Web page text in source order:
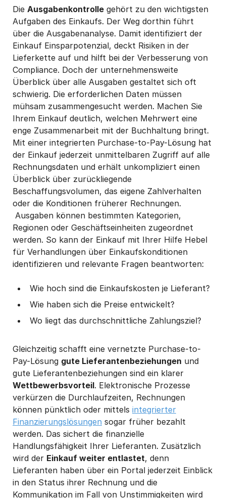
Die Ausgabenkontrolle gehört zu den wichtigsten
Aufgaben des Einkaufs. Der Weg dorthin führt
über die Ausgabenanalyse. Damit identifiziert der
Einkauf Einsparpotenzial, deckt Risiken in der
Lieferkette auf und hilft bei der Verbesserung von
Compliance. Doch der unternehmensweite
Überblick über alle Ausgaben gestaltet sich oft
schwierig. Die erforderlichen Daten müssen
mühsam zusammengesucht werden. Machen Sie
Ihrem Einkauf deutlich, welchen Mehrwert eine
enge Zusammenarbeit mit der Buchhaltung bringt.
Mit einer integrierten Purchase-to-Pay-Lösung hat
der Einkauf jederzeit unmittelbaren Zugriff auf alle
Rechnungsdaten und erhält unkompliziert einen
Überblick über zurückliegende
Beschaffungsvolumen, das eigene Zahlverhalten
oder die Konditionen früherer Rechnungen.
Ausgaben können bestimmten Kategorien,
Regionen oder Geschäftseinheiten zugeordnet
werden. So kann der Einkauf mit Ihrer Hilfe Hebel
für Verhandlungen über Einkaufskonditionen
identifizieren und relevante Fragen beantworten:
Wie hoch sind die Einkaufskosten je Lieferant?
Wie haben sich die Preise entwickelt?
Wo liegt das durchschnittliche Zahlungsziel?
Gleichzeitig schafft eine vernetzte Purchase-to-
Pay-Lösung gute Lieferantenbeziehungen und
gute Lieferantenbeziehungen sind ein klarer
Wettbewerbsvorteil. Elektronische Prozesse
verkürzen die Durchlaufzeiten, Rechnungen
können pünktlich oder mittels integrierter
Finanzierungslösungen sogar früher bezahlt
werden. Das sichert die finanzielle
Handlungsfähigkeit Ihrer Lieferanten. Zusätzlich
wird der Einkauf weiter entlastet, denn
Lieferanten haben über ein Portal jederzeit Einblick
in den Status ihrer Rechnung und die
Kommunikation im Fall von Unstimmigkeiten wird